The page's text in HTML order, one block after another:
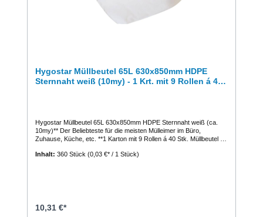
Hygostar Müllbeutel 65L 630x850mm HDPE
Sternnaht weiß (10my) - 1 Krt. mit 9 Rollen á 40
Hygostar Müllbeutel 65L 630x850mm HDPE Sternnaht weiß (ca.
10my)** Der Beliebteste für die meisten Mülleimer im Büro,
Zuhause, Küche, etc. **1 Karton mit 9 Rollen á 40 Stk. Müllbeutel =
630 x 850 mmStärke: ca. 10 µ HDPE ( High Density Polyethylen
Inhalt: 360 Stück (0,03 €* / 1 Stück)
10,31 €*